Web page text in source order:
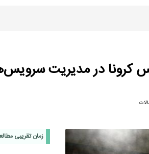
کرونا در مدیریت
زمان تقریبی